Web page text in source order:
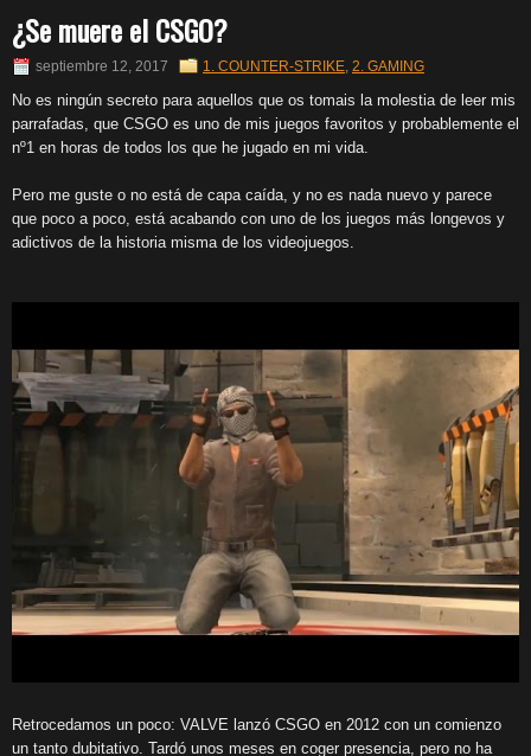
¿Se muere el CSGO?
septiembre 12, 2017 1. COUNTER-STRIKE 2. GAMING
No es ningún secreto para aquellos que os tomais la molestia de leer mis
parrafadas, que CSGO es uno de mis juegos favoritos y probablemente el
nº1 en horas de todos los que he jugado en mi vida.
Pero me guste o no está de capa caída, y no es nada nuevo y parece
que poco a poco, está acabando con uno de los juegos más longevos y
adictivos de la historia misma de los videojuegos.
Retrocedamos un poco: VALVE lanzó CSGO en 2012 con un comienzo
un tanto dubitativo. Tardó unos meses en coger presencia, pero no ha